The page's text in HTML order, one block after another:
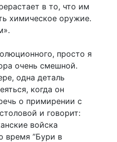
в то, что им
химическое оружие.
просто я
очень смешной.
одна деталь
когда он
о примирении с
и говорит:
войска
время ”Бури в